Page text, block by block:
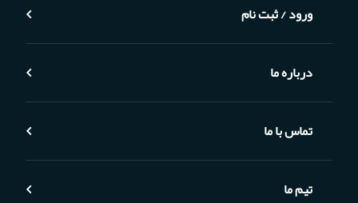
ورود / ثبت نام
درباره ما
تماس با ما
تیم ما